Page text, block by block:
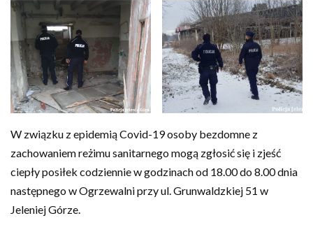
W związku z epidemią Covid-19 osoby bezdomne z
zachowaniem reżimu sanitarnego mogą zgłosić się i zjeść
ciepły posiłek codziennie w godzinach od 18.00 do 8.00 dnia
następnego w Ogrzewalni przy ul. Grunwaldzkiej 51 w
Jeleniej Górze.